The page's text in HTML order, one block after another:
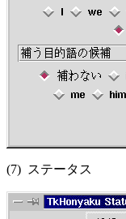
(7) ステータス